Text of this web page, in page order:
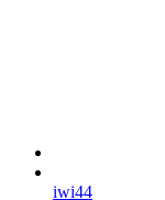
iwi44